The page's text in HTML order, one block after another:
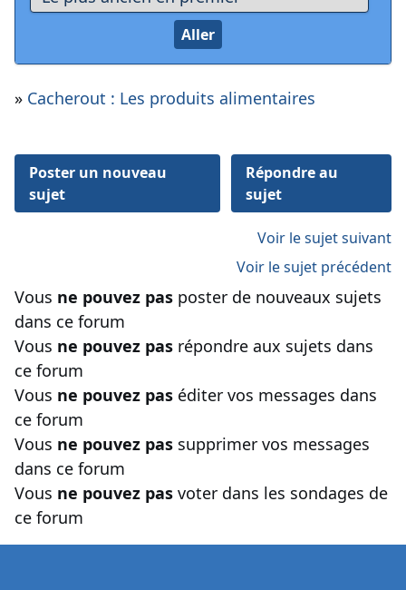
» Cacherout : Les produits alimentaires
Poster un nouveau
sujet
Répondre au
sujet
Voir le sujet suivant
Voir le sujet précédent
Vous ne pouvez pas poster de nouveaux sujets
dans ce forum
Vous ne pouvez pas répondre aux sujets dans
ce forum
Vous ne pouvez pas éditer vos messages dans
ce forum
Vous ne pouvez pas supprimer vos messages
dans ce forum
Vous ne pouvez pas voter dans les sondages de
ce forum